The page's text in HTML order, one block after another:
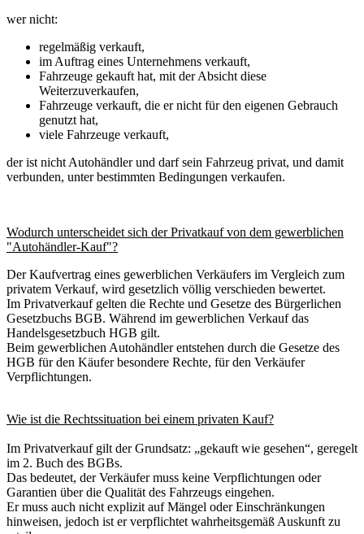
wer nicht:
regelmäßig verkauft,
im Auftrag eines Unternehmens verkauft,
Fahrzeuge gekauft hat, mit der Absicht diese
Weiterzuverkaufen,
Fahrzeuge verkauft, die er nicht für den eigenen Gebrauch
genutzt hat,
viele Fahrzeuge verkauft,
der ist nicht Autohändler und darf sein Fahrzeug privat, und damit
verbunden, unter bestimmten Bedingungen verkaufen.
Wodurch unterscheidet sich der Privatkauf von dem gewerblichen
"Autohändler-Kauf"?
Der Kaufvertrag eines gewerblichen Verkäufers im Vergleich zum
privatem Verkauf, wird gesetzlich völlig verschieden bewertet.
Im Privatverkauf gelten die Rechte und Gesetze des Bürgerlichen
Gesetzbuchs BGB. Während im gewerblichen Verkauf das
Handelsgesetzbuch HGB gilt.
Beim gewerblichen Autohändler entstehen durch die Gesetze des
HGB für den Käufer besondere Rechte, für den Verkäufer
Verpflichtungen.
Wie ist die Rechtssituation bei einem privaten Kauf?
Im Privatverkauf gilt der Grundsatz: „gekauft wie gesehen“, geregelt
im 2. Buch des BGBs.
Das bedeutet, der Verkäufer muss keine Verpflichtungen oder
Garantien über die Qualität des Fahrzeugs eingehen.
Er muss auch nicht explizit auf Mängel oder Einschränkungen
hinweisen, jedoch ist er verpflichtet wahrheitsgemäß Auskunft zu